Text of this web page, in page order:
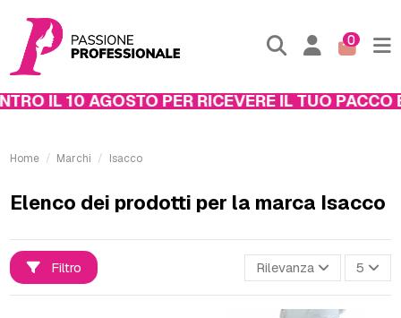
0
IL 10 AGOSTO PER RICEVERE IL TUO PACCO
Home Marchi Isacco
Elenco dei prodotti per la marca Isacco
Filtro Rilevanza 5